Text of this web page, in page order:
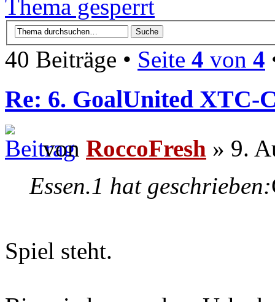
Thema gesperrt
40 Beiträge • Seite 4 von 4
Re: 6. GoalUnited XTC-
von RoccoFresh » 9.
Essen.1 hat geschrieben:
Spiel steht.